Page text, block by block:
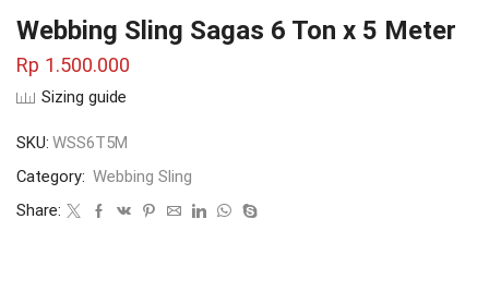
Webbing Sling Sagas 6 Ton x 5 Meter
Rp 1.500.000
Sizing guide
SKU: WSS6T5M
Category: Webbing Sling
Share: